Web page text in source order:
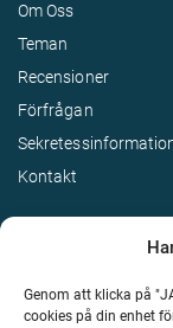
Genom att klicka på
cookies på din enhet
Om Oss
Teman
Recensioner
Förfrågan
Kontakt